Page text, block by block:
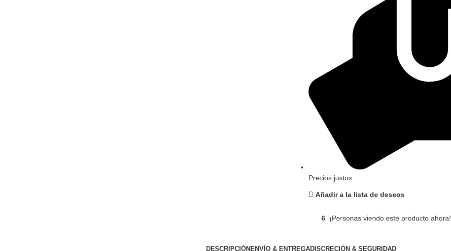
Precios justos
Añadir a la lista de deseos
6 ¡Personas viendo este producto ahora!
DESCRIPCIÓN ENVÍO & ENTREGADISCRECIÓN & SEGURIDAD